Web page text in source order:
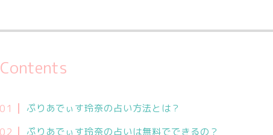
Contents
ぷりあでぃす玲奈の占い方法とは？
ぷりあでぃす玲奈の占いは無料でできるの？